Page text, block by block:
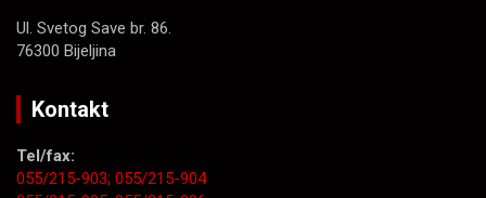
Ul. Svetog Save br. 86.
76300 Bijeljina
Kontakt
Tel/fax:
055/215-903; 055/215-904